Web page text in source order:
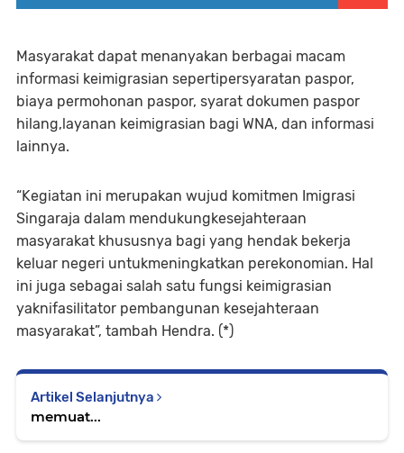
Masyarakat dapat menanyakan berbagai macam
informasi keimigrasian sepertipersyaratan paspor,
biaya permohonan paspor, syarat dokumen paspor
hilang,layanan keimigrasian bagi WNA, dan informasi
lainnya.
“Kegiatan ini merupakan wujud komitmen Imigrasi
Singaraja dalam mendukungkesejahteraan
masyarakat khususnya bagi yang hendak bekerja
keluar negeri untukmeningkatkan perekonomian. Hal
ini juga sebagai salah satu fungsi keimigrasian
yaknifasilitator pembangunan kesejahteraan
masyarakat”, tambah Hendra. (*)
Artikel Selanjutnya
memuat...